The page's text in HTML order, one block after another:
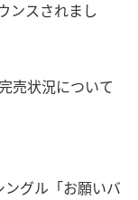
ンスされまし
売状況について
グル「お願いバ